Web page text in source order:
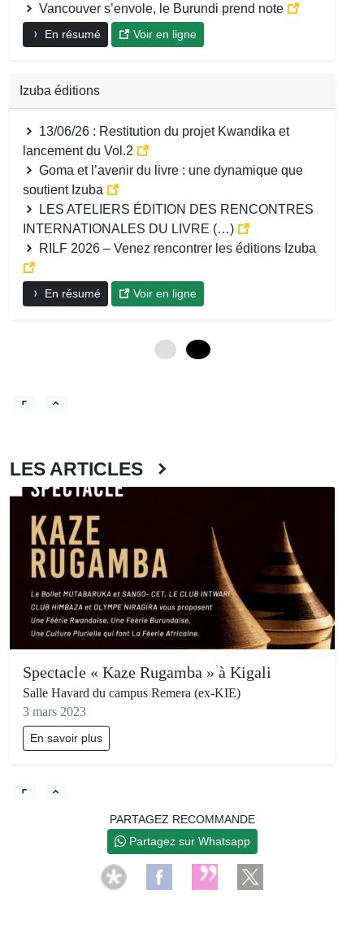
Vancouver s’envole, le Burundi prend note
En résumé Voir en ligne
Izuba éditions
13/06/26 : Restitution du projet Kwandika et
lancement du Vol.2
Goma et l’avenir du livre : une dynamique que
soutient Izuba
LES ATELIERS ÉDITION DES RENCONTRES
INTERNATIONALES DU LIVRE (…)
RILF 2026 – Venez rencontrer les éditions Izuba
En résumé Voir en ligne
LES ARTICLES
Spectacle « Kaze Rugamba » à Kigali
Salle Havard du campus Remera (ex-KIE)
3 mars 2023
En savoir plus
PARTAGEZ RECOMMANDE
Partagez sur Whatsapp